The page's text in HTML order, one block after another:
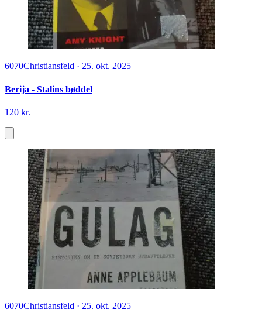
6070Christiansfeld · 25. okt. 2025
Berija - Stalins bøddel
120 kr.
6070Christiansfeld · 25. okt. 2025